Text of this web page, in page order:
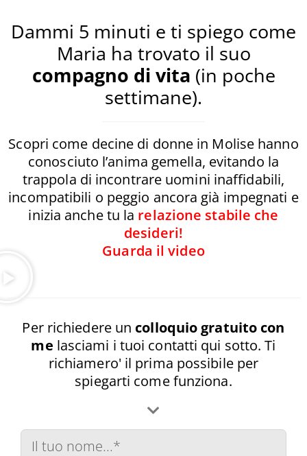
Dammi 5 minuti e ti spiego come
Maria ha trovato il suo
compagno di vita (in poche
settimane).
Scopri come decine di donne in Molise hanno
conosciuto l’anima gemella, evitando la
trappola di incontrare uomini inaffidabili,
incompatibili o peggio ancora già impegnati e
inizia anche tu la relazione stabile che
desideri!
Guarda il video
Per richiedere un colloquio gratuito con
me lasciami i tuoi contatti qui sotto. Ti
richiamero' il prima possibile per
spiegarti come funziona.